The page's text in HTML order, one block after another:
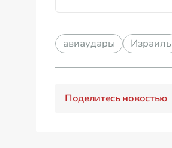
авиаудары Израиль
Поделитесь новостью